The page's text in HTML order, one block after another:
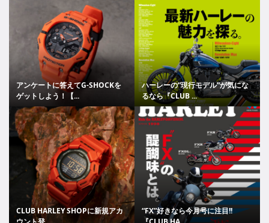
アンケートに答えてG-SHOCKを
ゲットしよう！【...
ハーレーの“現行モデル”が気にな
るなら『CLUB ...
CLUB HARLEY SHOPに新規アカ
“FX”好きなら今月号に注目!!